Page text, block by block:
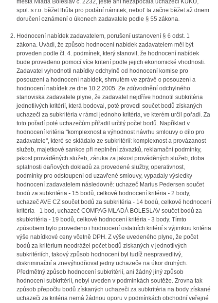
města Mladá Boleslav č. 2232, ještě ani nezapočala uchazeči KUKU,
spol. s r.o. běžet lhůta pro podání námitek, neboť ta začne běžet až dnem
doručení oznámení o úkonech zadavatele podle § 55 zákona.
Hodnocení nabídek zadavatelem, porušení ustanovení § 6 odst. 1
zákona. Uvádí, že způsob hodnocení nabídek zadavatelem měl být
proveden podle čl. 4. podmínek, který stanovil, že hodnocení nabídek
bude provedeno pomocí více kriterií podle jejich ekonomické vhodnosti.
Zadavatel vyhodnotil nabídky odchylně od hodnocení komise pro
posouzení a hodnocení nabídek, shrnutém ve zprávě o posouzení a
hodnocení nabídek ze dne 10.2.2005. Ze zdůvodnění odchylného
stanoviska zadavatele plyne, že zadavatel nejdříve hodnotil subkritéria
jednotlivých kritérií, která bodoval, poté provedl součet bodů získaných
uchazeči za subkritéria v rámci jednoho kritéria, ve kterém určil pořadí. Za
toto pořadí poté uchazečům přiřadil určitý počet bodů. Například v
hodnocení kritéria "komplexnost a výhodnost návrhu smlouvy o dílo pro
zadavatele", které se skládalo ze subkritérií: komplexnost a provázanost
služeb, majetkové sankce při neplnění závazků, reklamační podmínky,
jakost prováděných služeb, záruka za jakost prováděných služeb, doba
splatnosti daňových dokladů za provedené služby, operativnost,
podmínky pro odstoupení od uzavřené smlouvy, vypadaly výsledky
hodnocení zadavatelem následovně: uchazeč Marius Pedersen součet
bodů za subkritéria - 15 bodů, celkové hodnocení kritéria - 2 body,
uchazeč AVE CZ součet bodů za subkritéria - 14 bodů, celkové hodnocení
kritéria - 1 bod, uchazeč COMPAG MLADÁ BOLESLAV součet bodů za
skubkritéria - 19 bodů, celkové hodnocení kritéria - 3 body. Tímto
způsobem bylo provedeno i hodnocení ostatních kritérií s výjimkou kritéria
výše nabídkové ceny včetně DPH. Z výše uvedeného plyne, že počet
bodů za kritérium neodrážel počet bodů získaných v jednotlivých
subkritériích, takový způsob hodnocení byl tudíž nespravedlivý,
diskriminační a znevýhodňoval jedny uchazeče na úkor druhých.
Předmětný způsob hodnocení subkritérií, ani žádný jiný způsob
hodnocení subkritérií, nebyl uveden v podmínkách soutěže. Zrovna tak
způsob přepočtu bodů získaných uchazeči za subkritéria na body získané
uchazeči za kritéria nemá žádnou oporu v podmínkách obchodní veřejné